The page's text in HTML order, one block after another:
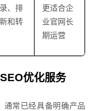
、排
和转
更适合企
业官网长
期运营
优化服务
通常已经具备明确产品